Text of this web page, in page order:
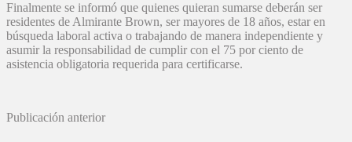
Finalmente se informó que quienes quieran sumarse deberán ser
residentes de Almirante Brown, ser mayores de 18 años, estar en
búsqueda laboral activa o trabajando de manera independiente y
asumir la responsabilidad de cumplir con el 75 por ciento de
asistencia obligatoria requerida para certificarse.
Publicación anterior